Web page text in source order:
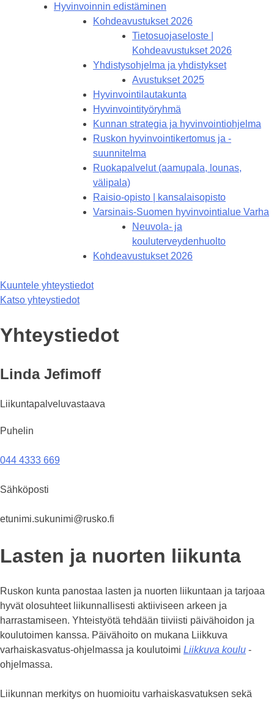
Hyvinvoinnin edistäminen
Kohdeavustukset 2026
Tietosuojaseloste |
Kohdeavustukset 2026
Yhdistysohjelma ja yhdistykset
Avustukset 2025
Hyvinvointilautakunta
Hyvinvointityöryhmä
Kunnan strategia ja hyvinvointiohjelma
Ruskon hyvinvointikertomus ja -
suunnitelma
Ruokapalvelut (aamupala, lounas,
välipala)
Raisio-opisto | kansalaisopisto
Varsinais-Suomen hyvinvointialue Varha
Neuvola- ja
kouluterveydenhuolto
Kohdeavustukset 2026
Kuuntele yhteystiedot
Katso yhteystiedot
Yhteystiedot
Linda Jefimoff
Liikuntapalveluvastaava
Puhelin
044 4333 669
Sähköposti
etunimi.sukunimi@rusko.fi
Lasten ja nuorten liikunta
Ruskon kunta panostaa lasten ja nuorten liikuntaan ja tarjoaa
hyvät olosuhteet liikunnallisesti aktiiviseen arkeen ja
harrastamiseen. Yhteistyötä tehdään tiiviisti päivähoidon ja
koulutoimen kanssa. Päivähoito on mukana Liikkuva
varhaiskasvatus-ohjelmassa ja koulutoimi Liikkuva koulu -
ohjelmassa.
Liikunnan merkitys on huomioitu varhaiskasvatuksen sekä